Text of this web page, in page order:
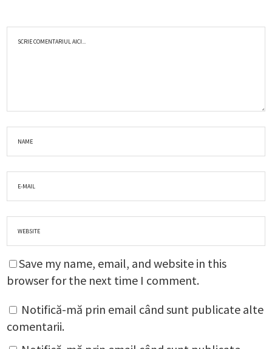
Save my name, email, and website in this
browser for the next time I comment.
Notifică-mă prin email când sunt publicate alte
comentarii.